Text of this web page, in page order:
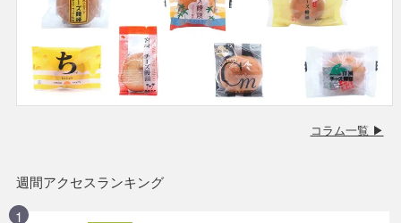
コラム一覧 ▶
週間アクセスランキング